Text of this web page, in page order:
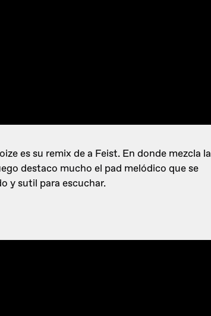
es su remix de a Feist. En donde mezcla la
destaco mucho el pad melódico que se
y sutil para escuchar.